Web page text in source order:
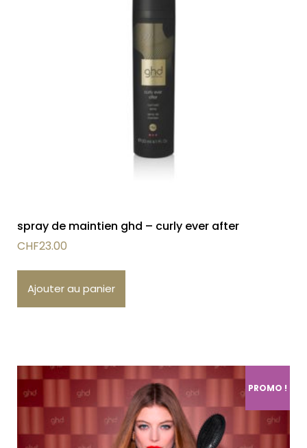
spray de maintien ghd – curly ever after
CHF23.00
Ajouter au panier
PROMO !